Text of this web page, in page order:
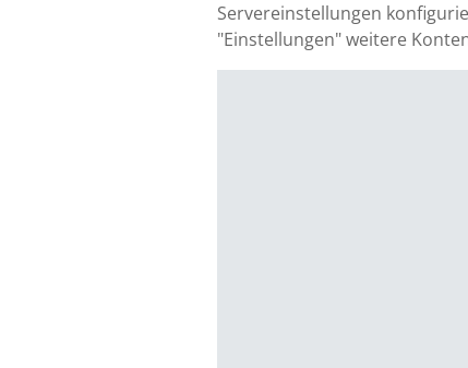
Servereinstellungen
"Einstellungen" weitere